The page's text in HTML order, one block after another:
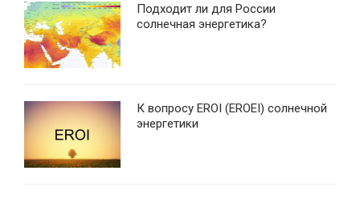
Подходит ли для России
солнечная энергетика?
К вопросу EROI (EROEI) солнечной
энергетики